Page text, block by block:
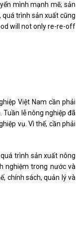
mình mạnh mẽ; sản
trình sản xuất cũng
will not only re-re-off
Việt Nam cần phải
lễ nông nghiệp đã
vụ. Vì thế, cần phải
trình sản xuất nông
nghiệm trong nước và
chính sách, quản lý và